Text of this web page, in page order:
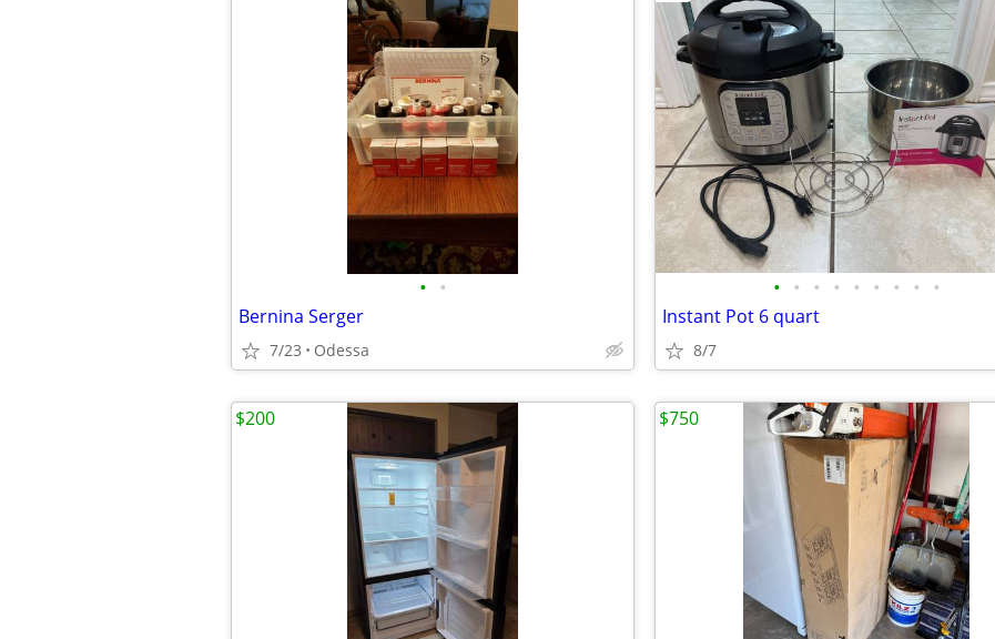
• •
Bernina Serger
7/23 Odessa
• • • • • • • • •
Instant Pot 6 quart
8/7
$200 $750